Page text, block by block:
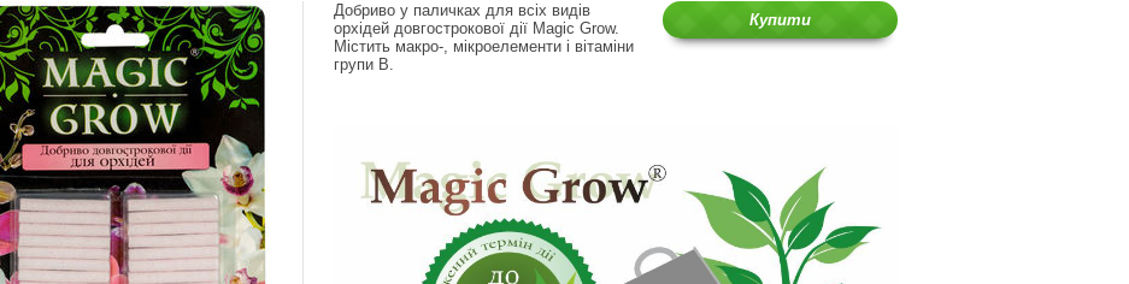
Купити
Добриво у паличках для всіх видів
орхідей довгострокової дії Magic Grow.
Містить макро-, мікроелементи і вітаміни
групи В.